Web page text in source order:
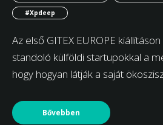
#Xpdeep
Az első GITEX EUROPE
standoló külföldi startupokkal a
hogy hogyan látják a saját
Bővebben